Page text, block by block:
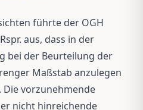
führte der OGH
aus, dass in der
bei der Beurteilung der
Maßstab anzulegen
Die vorzunehmende
nicht hinreichende